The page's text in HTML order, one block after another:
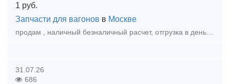
1 руб.
Запчасти для вагонов в Москве
продам , наличный безналичный расчет, отгрузка в день оплаты , доставка любой транспортной по РФ и КЗ, Ниппель 4371, штуцер 4370 а так же другеи запчасти в наличии и под заказ. Наши контакты: т
31.07.26
686